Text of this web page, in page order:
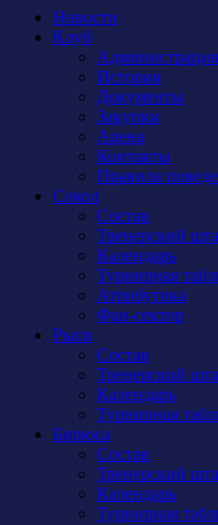
Новости
Клуб
Администрация
История
Документы
Закупки
Арена
Контакты
Правила
Сокол
Состав
Тренерский
Календарь
Турнирная
Атрибутика
Фан-сектор
Рыси
Состав
Тренерский
Календарь
Турнирная
Бирюса
Состав
Тренерский
Календарь
Турнирная